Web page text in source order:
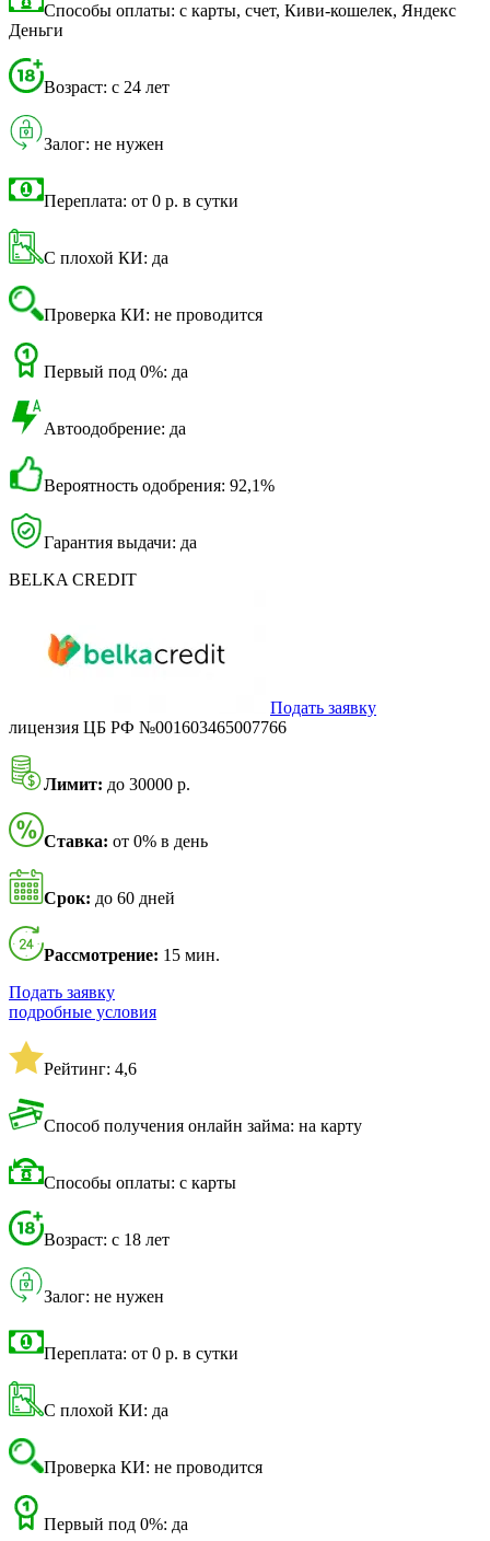
Способы оплаты: с карты, счет, Киви-кошелек, Яндекс
Деньги
Возраст: с 24 лет
Залог: не нужен
Переплата: от 0 р. в сутки
С плохой КИ: да
Проверка КИ: не проводится
Первый под 0%: да
Автоодобрение: да
Вероятность одобрения: 92,1%
Гарантия выдачи: да
BELKA CREDIT
Подать заявку
лицензия ЦБ РФ №001603465007766
Лимит: до 30000 р.
Ставка: от 0% в день
Срок: до 60 дней
Рассмотрение: 15 мин.
Подать заявку
подробные условия
Рейтинг: 4,6
Способ получения онлайн займа: на карту
Способы оплаты: с карты
Возраст: с 18 лет
Залог: не нужен
Переплата: от 0 р. в сутки
С плохой КИ: да
Проверка КИ: не проводится
Первый под 0%: да